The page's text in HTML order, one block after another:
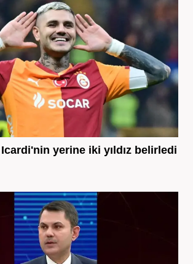
yerine iki yıldız belirledi